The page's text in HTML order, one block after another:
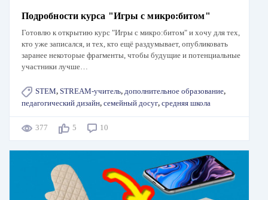
Подробности курса "Игры с микро:битом"
Готовлю к открытию курс "Игры с микро:битом" и хочу для тех,
кто уже записался, и тех, кто ещё раздумывает, опубликовать
заранее некоторые фрагменты, чтобы будущие и потенциальные
участники лучше…
STEM, STREAM-учитель, дополнительное образование,
педагогический дизайн, семейный досуг, средняя школа
377 5 10